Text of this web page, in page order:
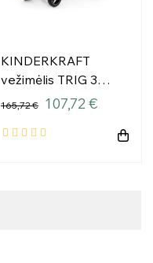
KINDERKRAFT
vežimėlis TRIG 3
STONE BEIGE
165,72 € 107,72 €